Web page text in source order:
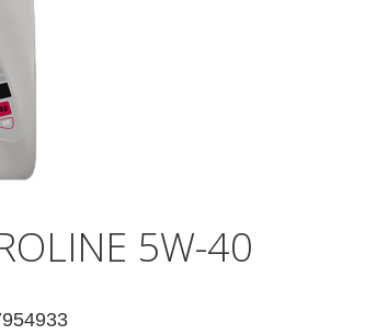
5W-40